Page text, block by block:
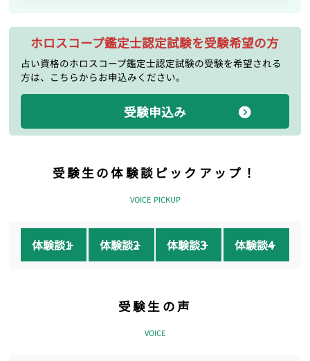
ホロスコープ鑑定士認定試験を受験希望の方
占い資格のホロスコープ鑑定士認定試験の受験を希望される
方は、こちらからお申込みください。
受験申込み
受験生の体験談ピックアップ！
VOICE PICKUP
体験談1 体験談2 体験談3 体験談4
受験生の声
VOICE